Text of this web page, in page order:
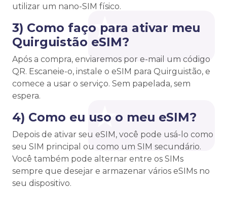
utilizar um nano-SIM físico.
3) Como faço para ativar meu
Quirguistão eSIM?
Após a compra, enviaremos por e-mail um código
QR. Escaneie-o, instale o eSIM para Quirguistão, e
comece a usar o serviço. Sem papelada, sem
espera.
4) Como eu uso o meu eSIM?
Depois de ativar seu eSIM, você pode usá-lo como
seu SIM principal ou como um SIM secundário.
Você também pode alternar entre os SIMs
sempre que desejar e armazenar vários eSIMs no
seu dispositivo.